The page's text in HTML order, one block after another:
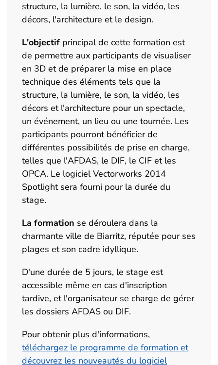
structure, la lumière, le son, la vidéo, les
décors, l'architecture et le design.
L'objectif principal de cette formation est
de permettre aux participants de visualiser
en 3D et de préparer la mise en place
technique des éléments tels que la
structure, la lumière, le son, la vidéo, les
décors et l'architecture pour un spectacle,
un événement, un lieu ou une tournée. Les
participants pourront bénéficier de
différentes possibilités de prise en charge,
telles que l'AFDAS, le DIF, le CIF et les
OPCA. Le logiciel Vectorworks 2014
Spotlight sera fourni pour la durée du
stage.
La formation se déroulera dans la
charmante ville de Biarritz, réputée pour ses
plages et son cadre idyllique.
D'une durée de 5 jours, le stage est
accessible même en cas d'inscription
tardive, et l'organisateur se charge de gérer
les dossiers AFDAS ou DIF.
Pour obtenir plus d'informations,
téléchargez le programme de formation et
découvrez les nouveautés du logiciel